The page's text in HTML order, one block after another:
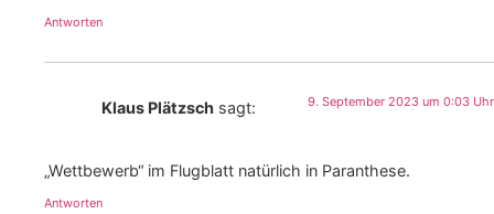
Antworten
Klaus Plätzsch sagt: 9. September 2023 um 0:03 Uhr
„Wettbewerb“ im Flugblatt natürlich in Paranthese.
Antworten